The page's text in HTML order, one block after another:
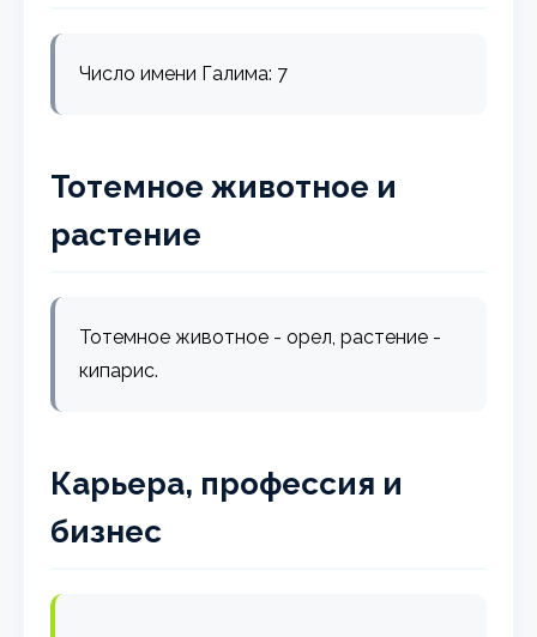
Число имени Галима: 7
Тотемное животное и
растение
Тотемное животное - орел, растение -
кипарис.
Карьера, профессия и
бизнес